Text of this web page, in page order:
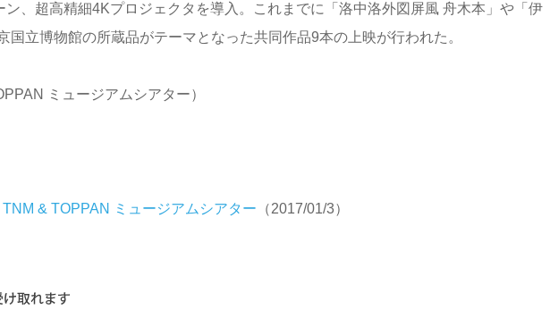
、超高精細4Kプロジェクタを導入。これまでに「洛中洛外図屏風 舟木本」や「伊
国立博物館の所蔵品がテーマとなった共同作品9本の上映が行われた。
ミュージアムシアター）
& TOPPAN ミュージアムシアター （2017/01/3）